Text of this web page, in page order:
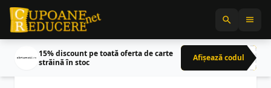
15% discount pe toată oferta de carte
străină în stoc
Afișează codulCRN